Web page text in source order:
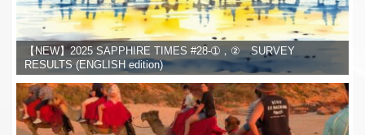
【NEW】2025 SAPPHIRE TIMES #28-➀，② SURVEY
RESULTS (ENGLISH edition)